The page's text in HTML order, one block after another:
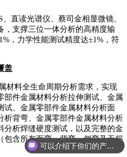
直读光谱仪、蔡司金相显微镜、
，支撑三位一体分析的高精度输
，力学性能测试精度达±1%，符
盖
料全生命周期分析需求，实现
部件金属材料分析拉伸测试、金属
试、金属零部件金属材料分析面
析背弯、金属零部件金属材料分析
分析焊缝硬度测试，以及完整的金
包含所有面弯、背弯、侧弯及无损
可以介绍下你们的产品么